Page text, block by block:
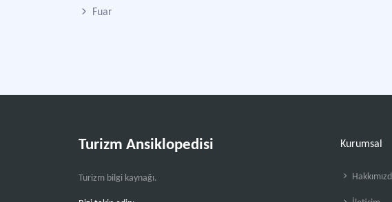
Fuar
Turizm Ansiklopedisi
Turizm bilgi kaynağı.
Kurumsal